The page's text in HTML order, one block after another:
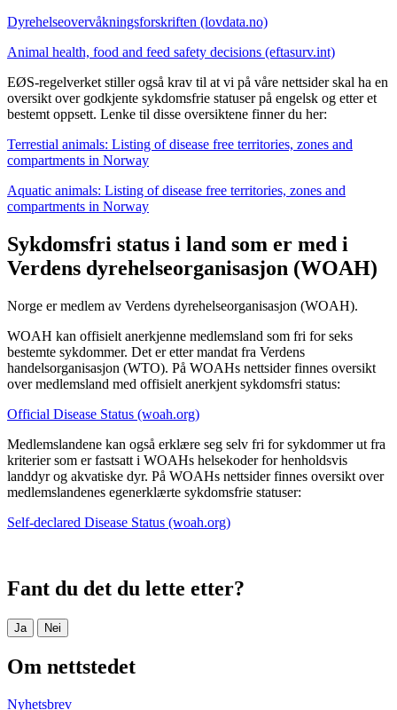
Dyrehelseovervåkningsforskriften (lovdata.no)
Animal health, food and feed safety decisions (eftasurv.int)
EØS-regelverket stiller også krav til at vi på våre nettsider skal ha en
oversikt over godkjente sykdomsfrie statuser på engelsk og etter et
bestemt oppsett. Lenke til disse oversiktene finner du her:
Terrestial animals: Listing of disease free territories, zones and
compartments in Norway
Aquatic animals: Listing of disease free territories, zones and
compartments in Norway
Sykdomsfri status i land som er med i
Verdens dyrehelseorganisasjon (WOAH)
Norge er medlem av Verdens dyrehelseorganisasjon (WOAH).
WOAH kan offisielt anerkjenne medlemsland som fri for seks
bestemte sykdommer. Det er etter mandat fra Verdens
handelsorganisasjon (WTO). På WOAHs nettsider finnes oversikt
over medlemsland med offisielt anerkjent sykdomsfri status:
Official Disease Status (woah.org)
Medlemslandene kan også erklære seg selv fri for sykdommer ut fra
kriterier som er fastsatt i WOAHs helsekoder for henholdsvis
landdyr og akvatiske dyr. På WOAHs nettsider finnes oversikt over
medlemslandenes egenerklærte sykdomsfrie statuser:
Self-declared Disease Status (woah.org)
Fant du det du lette etter?
Ja Nei
Om nettstedet
Nyhetsbrev